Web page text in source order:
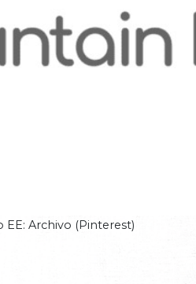
EE: Archivo (Pinterest)